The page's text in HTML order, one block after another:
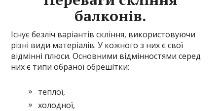
балконів.
Існує безліч варіантів скління, використовуючи
різні види матеріалів. У кожного з них є свої
відмінні плюси. Основними відмінностями серед
них є типи обраної обрешітки:
теплої,
холодної,